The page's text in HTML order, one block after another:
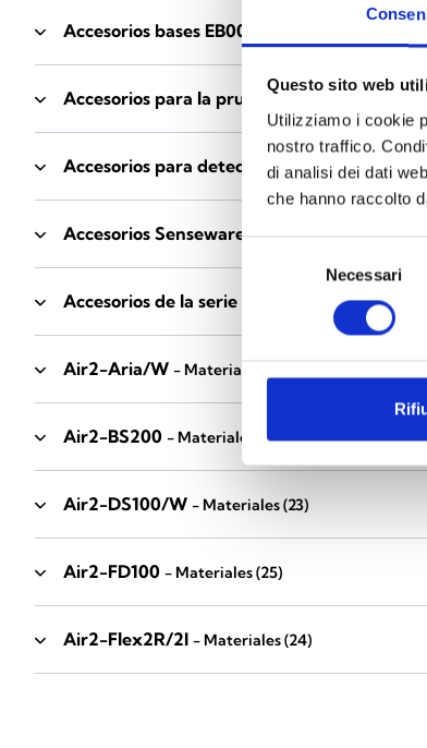
Questo sito web
Utilizziamo i cookie
nostro traffico.
di analisi dei dati
che hanno raccolto
Necessari
Accesorios bases EB00
Accesorios para la prueba de detectores
Accesorios para detectores Enea - Materiales
Accesorios Senseware - Materiales(2)
Accesorios de la serie Industrial - Materiales
Air2-Aria/W - Materiales
Air2-BS200 - Materiales (34)
Air2-DS100/W - Materiales(23)
Air2-FD100 - Materiales(25)
Air2-Flex2R/2I - Materiales(24)